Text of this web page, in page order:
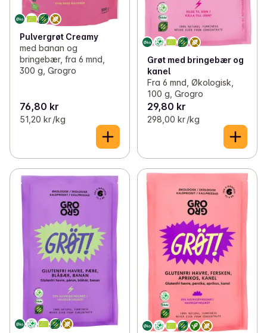
Pulvergrøt Creamy
med banan og
bringebær, fra 6 mnd,
300 g, Grogro
76,80 kr
51,20 kr /kg
Grøt med bringebær og
kanel
Fra 6 mnd, Økologisk,
100 g, Grogro
29,80 kr
298,00 kr /kg